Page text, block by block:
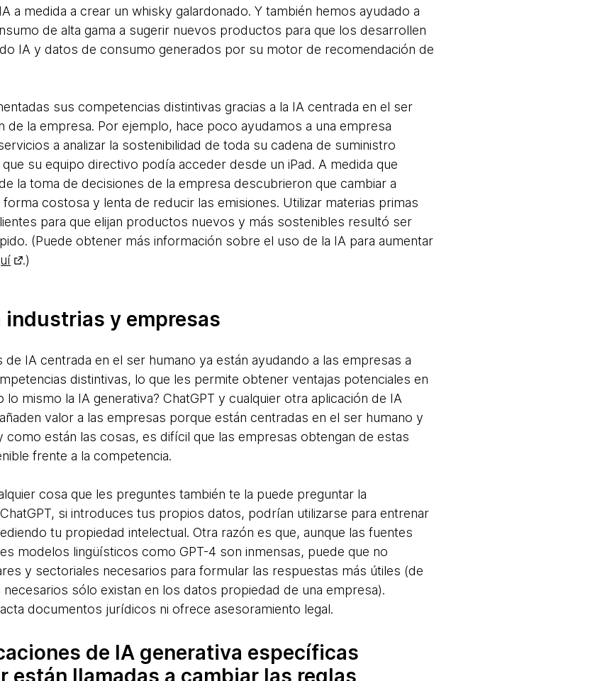
a medida a crear un whisky galardonado. Y también hemos ayudado a
de alta gama a sugerir nuevos productos para que los desarrollen
IA y datos de consumo generados por su motor de recomendación de
sus competencias distintivas gracias a la IA centrada en el ser
de la empresa. Por ejemplo, hace poco ayudamos a una empresa
a analizar la sostenibilidad de toda su cadena de suministro
su equipo directivo podía acceder desde un iPad. A medida que
la toma de decisiones de la empresa descubrieron que cambiar a
costosa y lenta de reducir las emisiones. Utilizar materias primas
para que elijan productos nuevos y más sostenibles resultó ser
(Puede obtener más información sobre el uso de la IA para aumentar
.)
industrias y empresas
de IA centrada en el ser humano ya están ayudando a las empresas a
distintivas, lo que les permite obtener ventajas potenciales en
mismo la IA generativa? ChatGPT y cualquier otra aplicación de IA
valor a las empresas porque están centradas en el ser humano y
como están las cosas, es difícil que las empresas obtengan de estas
frente a la competencia.
cosa que les preguntes también te la puede preguntar la
si introduces tus propios datos, podrían utilizarse para entrenar
tu propiedad intelectual. Otra razón es que, aunque las fuentes
modelos lingüísticos como GPT-4 son inmensas, puede que no
y sectoriales necesarios para formular las respuestas más útiles (de
sólo existan en los datos propiedad de una empresa).
documentos jurídicos ni ofrece asesoramiento legal.
de IA generativa específicas
están llamadas a cambiar las reglas